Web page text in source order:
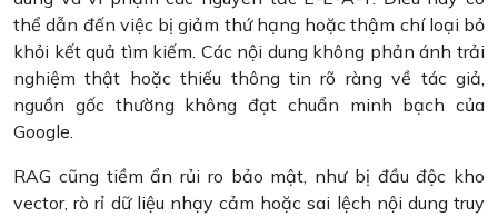
thể dẫn đến việc bị giảm thứ hạng hoặc thậm chí loại bỏ
khỏi kết quả tìm kiếm. Các nội dung không phản ánh trải
nghiệm thật hoặc thiếu thông tin rõ ràng về tác giả,
nguồn gốc thường không đạt chuẩn minh bạch của
Google.
RAG cũng tiềm ẩn rủi ro bảo mật, như bị đầu độc kho
vector, rò rỉ dữ liệu nhạy cảm hoặc sai lệch nội dung truy